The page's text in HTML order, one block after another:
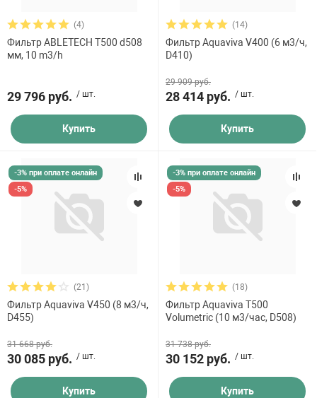
(4)
Фильтр ABLETECH T500 d508
мм, 10 m3/h
29 796 руб. / шт.
Купить
(14)
Фильтр Aquaviva V400 (6 м3/ч,
D410)
29 909 руб.
28 414 руб. / шт.
Купить
-3% при оплате онлайн
-5%
(21)
Фильтр Aquaviva V450 (8 м3/ч,
D455)
31 668 руб.
30 085 руб. / шт.
Купить
-3% при оплате онлайн
-5%
(18)
Фильтр Aquaviva T500
Volumetric (10 м3/час, D508)
31 738 руб.
30 152 руб. / шт.
Купить